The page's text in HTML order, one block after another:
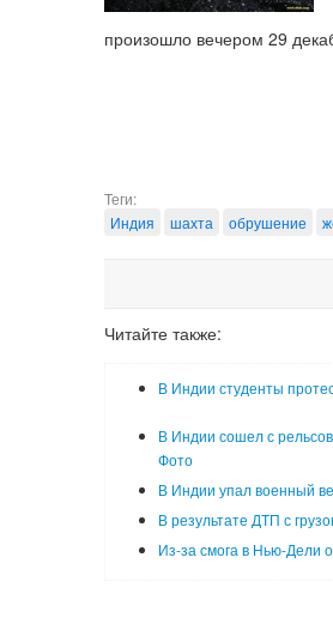
произошло вечером 29
Теги:
Индия
шахта обрушение
Читайте также:
В Индии студенты
В Индии сошел с
Фото
В Индии упал военный
В результате ДТП с
Из-за смога в Нью-Дели